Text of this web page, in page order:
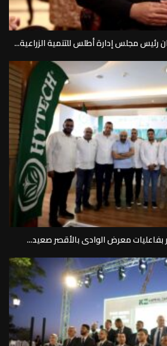
مجلس إدارة أطلس للتنمية الزراعية...
بفاعليات معرض الوادى بالأقصر صعيد...